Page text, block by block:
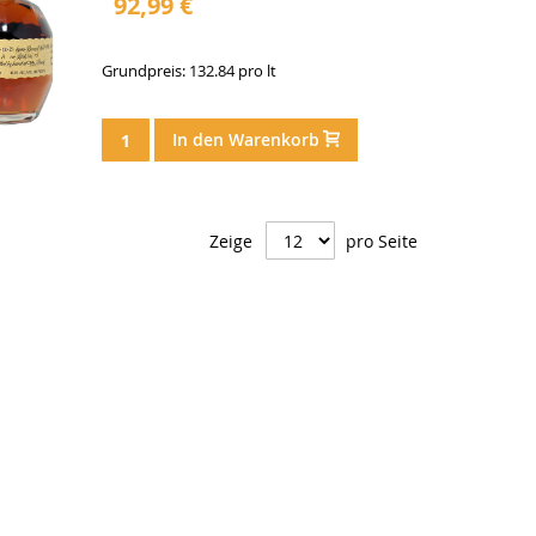
Grundpreis: 132.84 pro lt
In den Warenkorb
Zeige pro Seite